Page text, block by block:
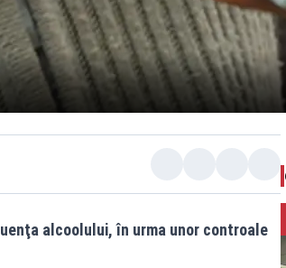
alcoolului, în urma unor controale